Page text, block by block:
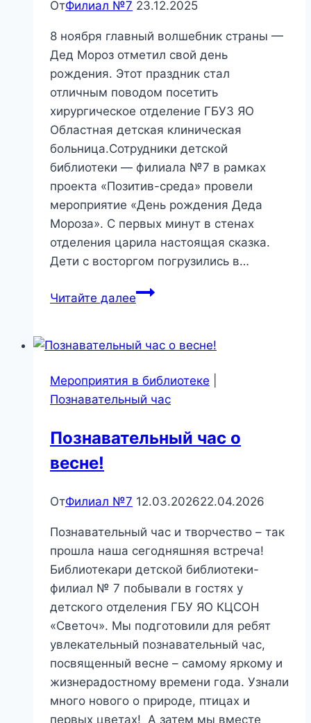
ОтФилиал №7 23.12.2025
8 ноября главный волшебник страны —
Дед Мороз отметил свой день
рождения. Этот праздник стал
отличным поводом посетить
хирургическое отделение ГБУЗ ЯО
Областная детская клиническая
больница.Сотрудники детской
библиотеки — филиала №7 в рамках
проекта «Позитив-среда» провели
мероприятие «День рождения Деда
Мороза». С первых минут в стенах
отделения царила настоящая сказка.
Дети с восторгом погрузились в…
Читайте далее«День
Мороза»
Мероприятия в библиотеке
Познавательный час
Познавательный час о
весне!
ОтФилиал №7 12.03.202622.04.2026
Познавательный час и творчество – так
прошла наша сегодняшняя встреча!
Библиотекари детской библиотеки-
филиал № 7 побывали в гостях у
детского отделения ГБУ ЯО КЦСОН
«Светоч». Мы подготовили для ребят
увлекательный познавательный час,
посвященный весне – самому яркому и
жизнерадостному времени года. Узнали
много нового о природе, птицах и
первых цветах! А затем мы вместе